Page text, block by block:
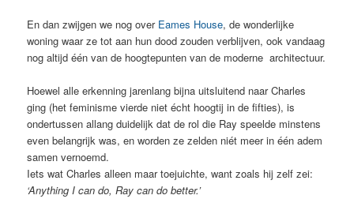
En dan zwijgen we nog over Eames House, de wonderlijke
woning waar ze tot aan hun dood zouden verblijven, ook vandaag
nog altijd één van de hoogtepunten van de moderne architectuur.
Hoewel alle erkenning jarenlang bijna uitsluitend naar Charles
ging (het feminisme vierde niet écht hoogtij in de fifties), is
ondertussen allang duidelijk dat de rol die Ray speelde minstens
even belangrijk was, en worden ze zelden niét meer in één adem
samen vernoemd.
Iets wat Charles alleen maar toejuichte, want zoals hij zelf zei:
‘Anything I can do, Ray can do better.’